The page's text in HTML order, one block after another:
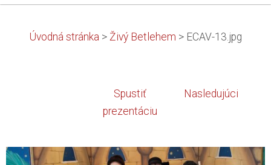
Úvodná stránka > Živý Betlehem > ECAV-13.jpg
Spustiť
prezentáciu
Nasledujúci